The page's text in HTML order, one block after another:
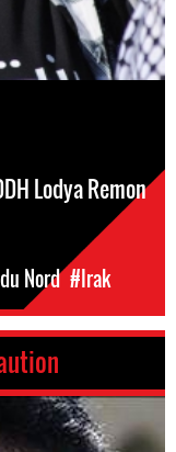
Lodya Remon
Nord #Irak